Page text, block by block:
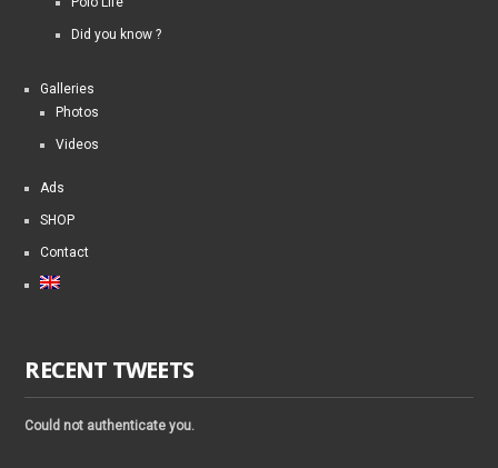
Did you know ?
Galleries
Photos
Videos
Ads
SHOP
Contact
RECENT TWEETS
Could not authenticate you.